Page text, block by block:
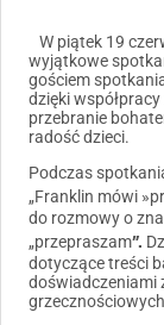
W piątek 19
wyjątkowe
gościem
dzięki
przebranie
radość dzieci.
Podczas
„Franklin mówi
do rozmowy o
„przepraszam”.
dotyczące treści
doświadczeniami